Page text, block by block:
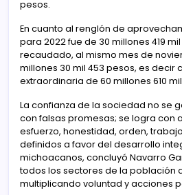
pesos.
En cuanto al renglón de
para 2022 fue de 30 millones 419
recaudado, al mismo mes de
millones 30 mil 453 pesos, es decir
extraordinaria de 60 millones 610
La confianza de la sociedad no se
con falsas promesas; se logra con
esfuerzo, honestidad, orden,
definidos a favor del desarrollo
michoacanos, concluyó Navarro
todos los sectores de la población
multiplicando voluntad y acciones